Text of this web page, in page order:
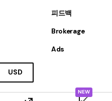
USD
NEW
피드백
Brokerage
Ads